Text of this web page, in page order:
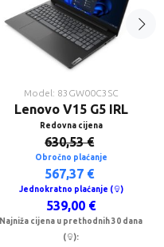
Model: 83GW00C3SC
Lenovo V15 G5 IRL
Redovna cijena
630,53 €
Obročno plaćanje
567,37 €
Jednokratno plaćanje ( )
539,00 €
Najniža cijena u prethodnih 30 dana
(
):